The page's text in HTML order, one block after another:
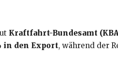
Kraftfahrt-Bundesamt
in den Export, während der